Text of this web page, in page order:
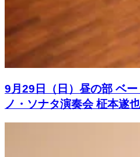
9月29日（日）昼の部 ベ
ノ・ソナタ演奏会 柾本遂